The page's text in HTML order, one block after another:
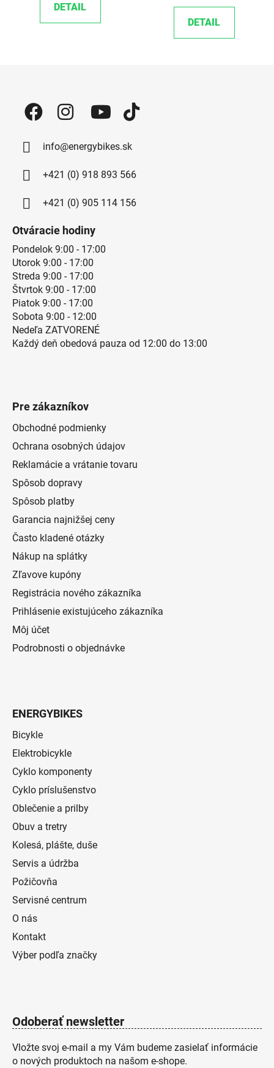
DETAIL
DETAIL
info@energybikes.sk
+421 (0) 918 893 566
+421 (0) 905 114 156
Otváracie hodiny
Pondelok 9:00 - 17:00
Utorok 9:00 - 17:00
Streda 9:00 - 17:00
Štvrtok 9:00 - 17:00
Piatok 9:00 - 17:00
Sobota 9:00 - 12:00
Nedeľa ZATVORENÉ
Každý deň obedová pauza od 12:00 do 13:00
Pre zákazníkov
Obchodné podmienky
Ochrana osobných údajov
Reklamácie a vrátanie tovaru
Spôsob dopravy
Spôsob platby
Garancia najnižšej ceny
Často kladené otázky
Nákup na splátky
Zľavove kupóny
Registrácia nového zákazníka
Prihlásenie existujúceho zákazníka
Môj účet
Podrobnosti o objednávke
ENERGYBIKES
Bicykle
Elektrobicykle
Cyklo komponenty
Cyklo príslušenstvo
Oblečenie a prilby
Obuv a tretry
Kolesá, plášte, duše
Servis a údržba
Požičovňa
Servisné centrum
O nás
Kontakt
Výber podľa značky
Odoberať newsletter
Vložte svoj e-mail a my Vám budeme zasielať informácie
o nových produktoch na našom e-shope.